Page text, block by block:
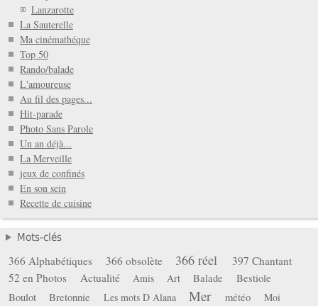
Lanzarotte
La Sauterelle
Ma cinémathéque
Top 50
Rando/balade
L'amoureuse
Au fil des pages...
Hit-parade
Photo Sans Parole
Un an déjà...
La Merveille
jeux de confinés
En son sein
Recette de cuisine
Mots-clés
366 Alphabétiques 366 obsolète 366 réel
397 Chantant
52 en Photos
Actualité Amis Art Balade
Bestiole
Boulot
Bretonnie Les mots D Alana Mer météo Moi